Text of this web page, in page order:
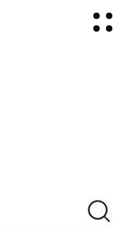
검색